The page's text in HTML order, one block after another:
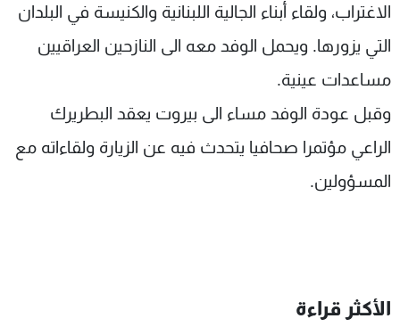
الاغتراب، ولقاء أبناء الجالية اللبنانية والكنيسة في البلدان
التي يزورها. ويحمل الوفد معه الى النازحين العراقيين
مساعدات عينية.
وقبل عودة الوفد مساء الى بيروت يعقد البطريرك
الراعي مؤتمرا صحافيا يتحدث فيه عن الزيارة ولقاءاته مع
المسؤولين.
الأكثر قراءة